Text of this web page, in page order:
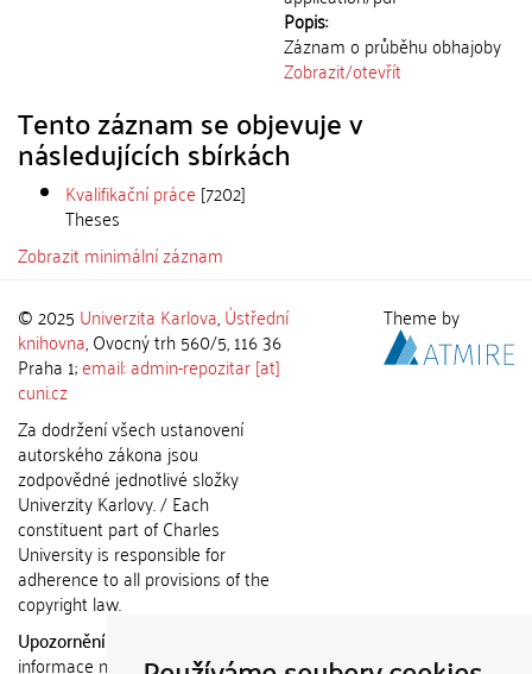
Popis:
Záznam o průběhu obhajoby
Zobrazit/otevřít
Tento záznam se objevuje v
následujících sbírkách
Kvalifikační práce [7202]
Theses
Zobrazit minimální záznam
© 2025 Univerzita Karlova,Ústřední
knihovna, Ovocný trh 560/5, 116 36
Praha 1;email: admin-repozitar [at]
cuni.cz
Za dodržení všech ustanovení
autorského zákona jsou
zodpovědné jednotlivé složky
Univerzity Karlovy. / Each
constituent part of Charles
University is responsible for
adherence to all provisions of the
copyright law.
Upozornění / Notice:
informace nemohou být použity k
Theme by